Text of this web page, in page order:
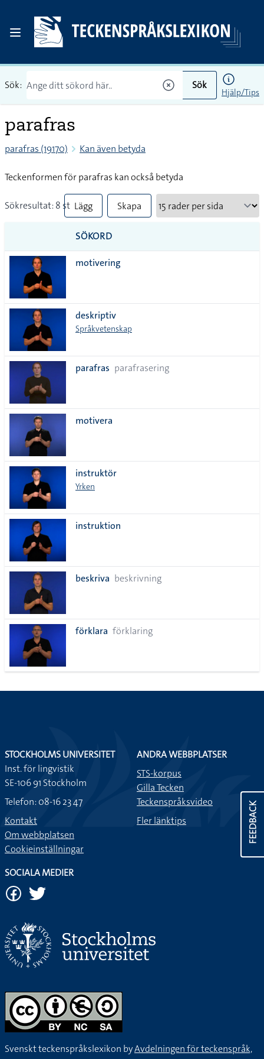
Sök: Sök
Hjälp/Tips
parafras
parafras (19170) Kan även betyda
Teckenformen för parafras kan också betyda
Sökresultat: 8 st Lägg
till
alla i
Skapa
SÖKORD
motivering
deskriptiv
Språkvetenskap
parafras parafrasering
motivera
instruktör
Yrken
instruktion
beskriva beskrivning
förklara förklaring
FEEDBACK
STOCKHOLMS UNIVERSITET
Inst. för lingvistik
SE-106 91 Stockholm
Telefon: 08-16 23 47
Kontakt
Om webbplatsen
Cookieinställningar
ANDRA WEBBPLATSER
STS-korpus
Gilla Tecken
Teckenspråksvideo
Fler länktips
SOCIALA MEDIER
Svenskt teckenspråkslexikon byAvdelningen för teckenspråk,